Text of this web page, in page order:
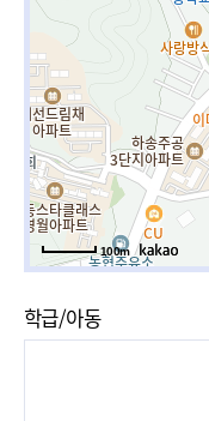
100m
학급/아동